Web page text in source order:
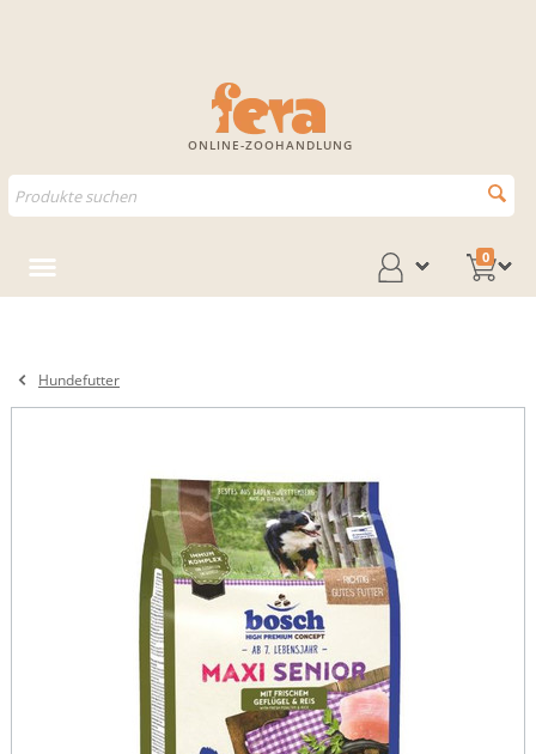
ONLINE-ZOOHANDLUNG
0
Hundefutter